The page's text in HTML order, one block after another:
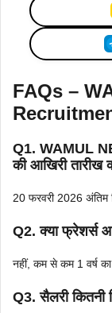
FAQs –
Q1. WAMUL
की आखिरी तारीख
20 फरवरी 2026 अंतिम
Q2. क्या फ्रेशर्स
नहीं, कम से कम 1 वर्ष
Q3. सैलरी कितनी